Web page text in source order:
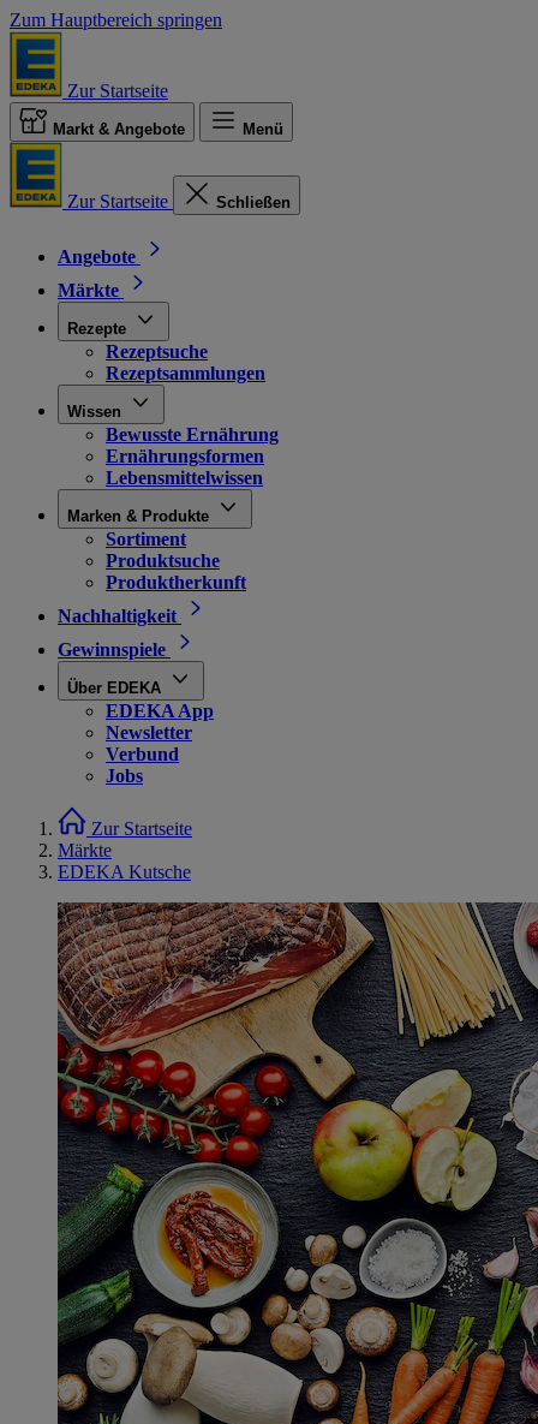
Zum Hauptbereich springen
Zur Startseite
Markt & Angebote Menü
Zur Startseite Schließen
Angebote
Märkte
Rezepte
Rezeptsuche
Rezeptsammlungen
Wissen
Bewusste Ernährung
Ernährungsformen
Lebensmittelwissen
Marken & Produkte
Sortiment
Produktsuche
Produktherkunft
Nachhaltigkeit
Gewinnspiele
Über EDEKA
EDEKA App
Newsletter
Verbund
Jobs
Zur Startseite
Märkte
EDEKA Kutsche